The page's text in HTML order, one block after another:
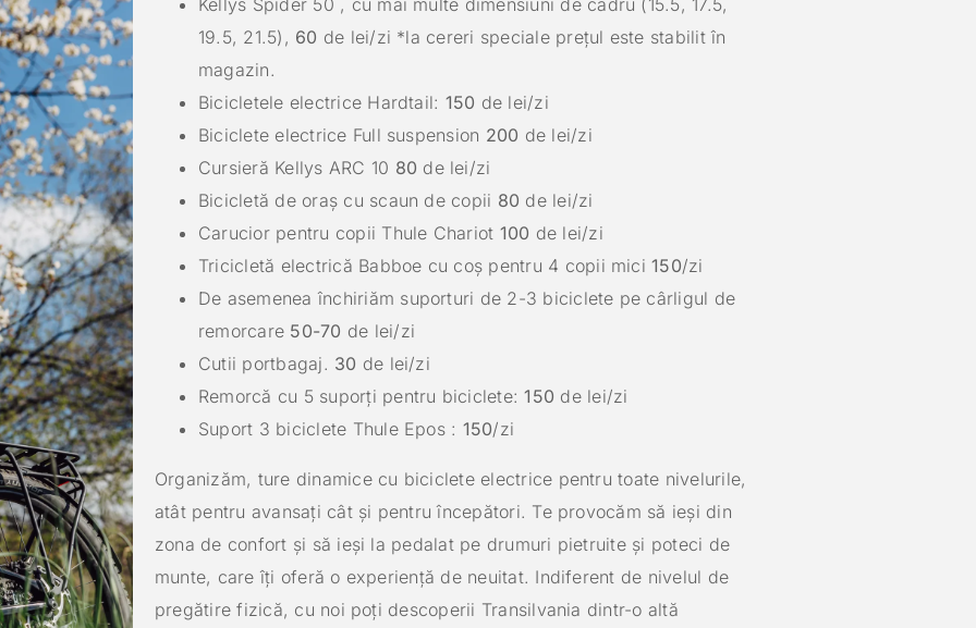
Kellys Spider 50 , cu mai multe dimensiuni de cadru (15.5, 17.5,
19.5, 21.5), 60 de lei/zi *la cereri speciale prețul este stabilit în
magazin.
Bicicletele electrice Hardtail: 150 de lei/zi
Biciclete electrice Full suspension 200 de lei/zi
Cursieră Kellys ARC 10 80 de lei/zi
Bicicletă de oraș cu scaun de copii 80 de lei/zi
Carucior pentru copii Thule Chariot 100 de lei/zi
Tricicletă electrică Babboe cu coș pentru 4 copii mici150/zi
De asemenea închiriăm suporturi de 2-3 biciclete pe cârligul de
remorcare 50-70 de lei/zi
Cutii portbagaj. 30 de lei/zi
Remorcă cu 5 suporți pentru biciclete:150 de lei/zi
Suport 3 biciclete Thule Epos : 150/zi
Organizăm, ture dinamice cu biciclete electrice pentru toate nivelurile,
atât pentru avansați cât și pentru începători. Te provocăm să ieși din
zona de confort și să ieși la pedalat pe drumuri pietruite și poteci de
munte, care îți oferă o experiență de neuitat. Indiferent de nivelul de
pregătire fizică, cu noi poți descoperii Transilvania dintr-o altă